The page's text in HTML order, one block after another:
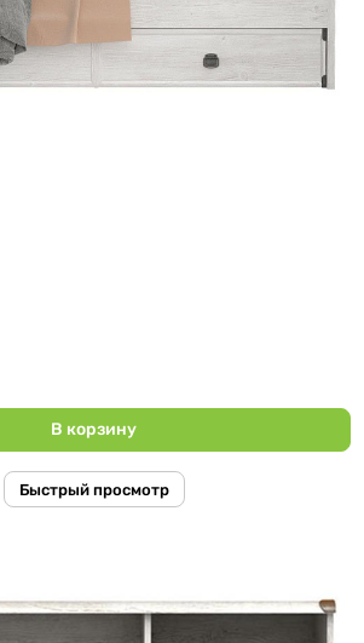
В корзину
Быстрый просмотр